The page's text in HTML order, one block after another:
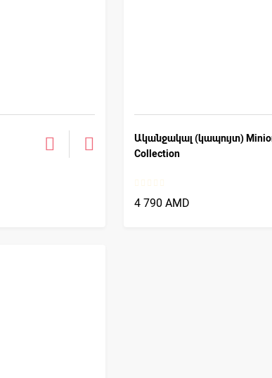
Ականջակալ (կապույտ)
Collection
4 790 AMD